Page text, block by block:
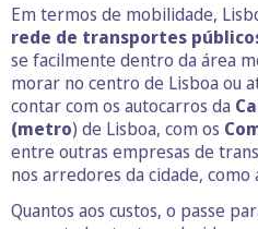
Em termos de mobilidade,
rede de transportes
se facilmente dentro da área
morar no centro de Lisboa ou
contar com os autocarros da
(metro) de Lisboa, com os
entre outras empresas de
nos arredores da cidade, como
Quantos aos custos, o passe